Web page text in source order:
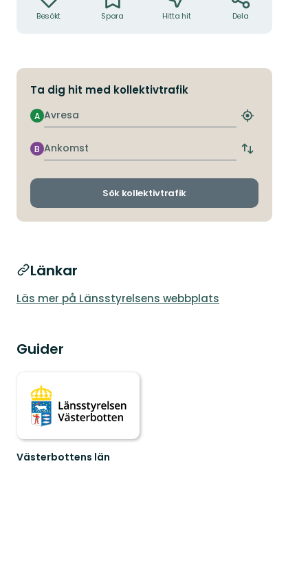
Besökt Spara Hitta hit Dela
Ta dig hit med kollektivtrafik
Avresa
A
Hitta
hållplats
Ankomst
B
Byt
och
Sök kollektivtrafik
Länkar
Läs mer på Länsstyrelsens webbplats
Guider
Västerbottens län